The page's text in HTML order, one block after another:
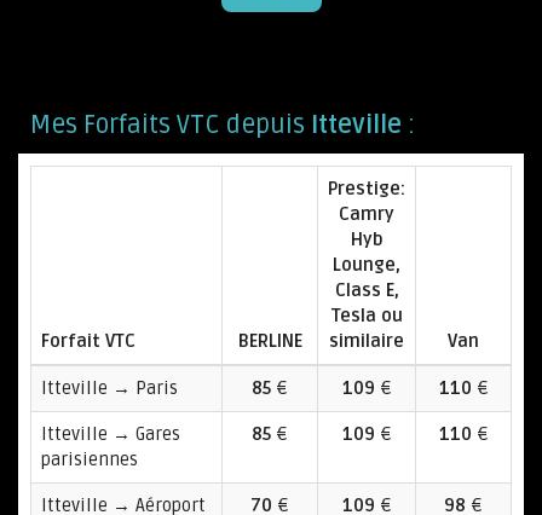
Mes Forfaits VTC depuis Itteville :
Forfait VTC BERLINE
Prestige:
Camry
Hyb
Lounge,
Class E,
Tesla ou
similaire
Van
Itteville → Paris 85 € 109 € 110 €
Itteville → Gares
parisiennes
85 € 109 € 110 €
Itteville → Aéroport
70 € 109 € 98 €